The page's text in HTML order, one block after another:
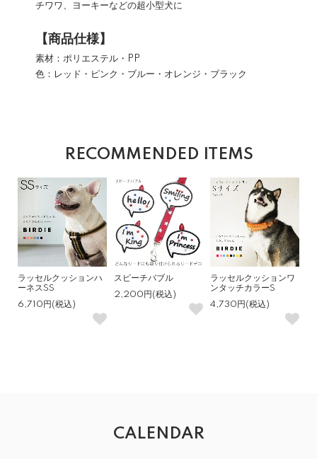
チワワ、ヨーキーなどの超小型犬に
【商品仕様】
素材：ポリエステル・PP
色：レッド・ピンク・ブルー・オレンジ・ブラック
RECOMMENDED ITEMS
ラッセルクッションハ
ーネスSS
6,710円(税込)
スピーチバブル
2,200円(税込)
ラッセルクッションワ
ンタッチカラーS
4,730円(税込)
CALENDAR